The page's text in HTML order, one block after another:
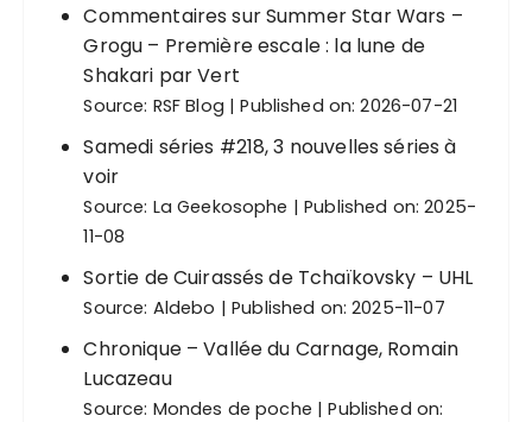
Commentaires sur Summer Star Wars –
Grogu – Première escale : la lune de
Shakari par Vert
Source: RSF Blog Published on: 2026-07-21
Samedi séries #218, 3 nouvelles séries à
voir
Source: La Geekosophe
Published on: 2025-
11-08
Sortie de Cuirassés de Tchaïkovsky – UHL
Source: Aldebo Published on: 2025-11-07
Chronique – Vallée du Carnage, Romain
Lucazeau
Source: Mondes de poche
Published on: